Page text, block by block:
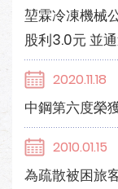
堃霖冷凍機械
股利3.0元 並
2020.11.18
中鋼第六度榮
2010.01.15
為疏散被困旅